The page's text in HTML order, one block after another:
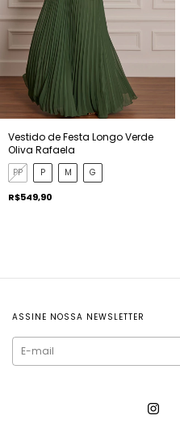
Vestido de Festa Longo Verde
Oliva Rafaela
PP P M G
R$549,90
ASSINE NOSSA NEWSLETTER